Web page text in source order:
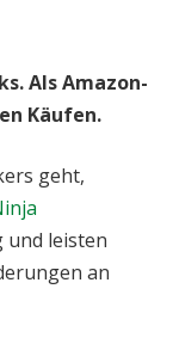
Als Amazon-
Käufen.
geht,
und leisten
an